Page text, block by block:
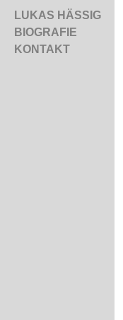
LUKAS HÄSSIG
BIOGRAFIE
KONTAKT